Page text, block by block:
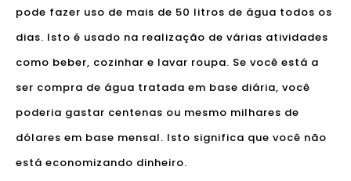
pode fazer uso de mais de 50 litros de água todos os
dias. Isto é usado na realização de várias atividades
como beber, cozinhar e lavar roupa. Se você está a
ser compra de água tratada em base diária, você
poderia gastar centenas ou mesmo milhares de
dólares em base mensal. Isto significa que você não
está economizando dinheiro.